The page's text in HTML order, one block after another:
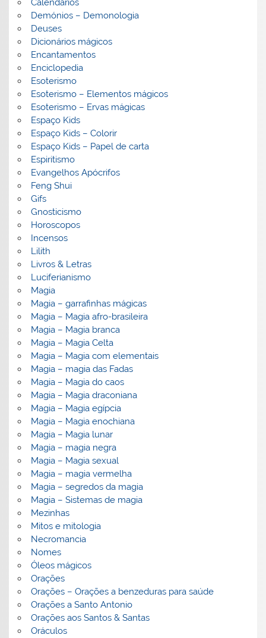
Calendários
Demónios – Demonologia
Deuses
Dicionários mágicos
Encantamentos
Enciclopedia
Esoterismo
Esoterismo – Elementos mágicos
Esoterismo – Ervas mágicas
Espaço Kids
Espaço Kids – Colorir
Espaço Kids – Papel de carta
Espiritismo
Evangelhos Apócrifos
Feng Shui
Gifs
Gnosticismo
Horoscopos
Incensos
Lilith
Livros & Letras
Luciferianismo
Magia
Magia – garrafinhas mágicas
Magia – Magia afro-brasileira
Magia – Magia branca
Magia – Magia Celta
Magia – Magia com elementais
Magia – magia das Fadas
Magia – Magia do caos
Magia – Magia draconiana
Magia – Magia egípcia
Magia – Magia enochiana
Magia – Magia lunar
Magia – magia negra
Magia – Magia sexual
Magia – magia vermelha
Magia – segredos da magia
Magia – Sistemas de magia
Mezinhas
Mitos e mitologia
Necromancia
Nomes
Óleos mágicos
Orações
Orações – Orações a benzeduras para saúde
Orações a Santo Antonio
Orações aos Santos & Santas
Oráculos